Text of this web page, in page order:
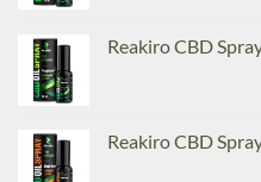
Reakiro CBD
Reakiro CBD